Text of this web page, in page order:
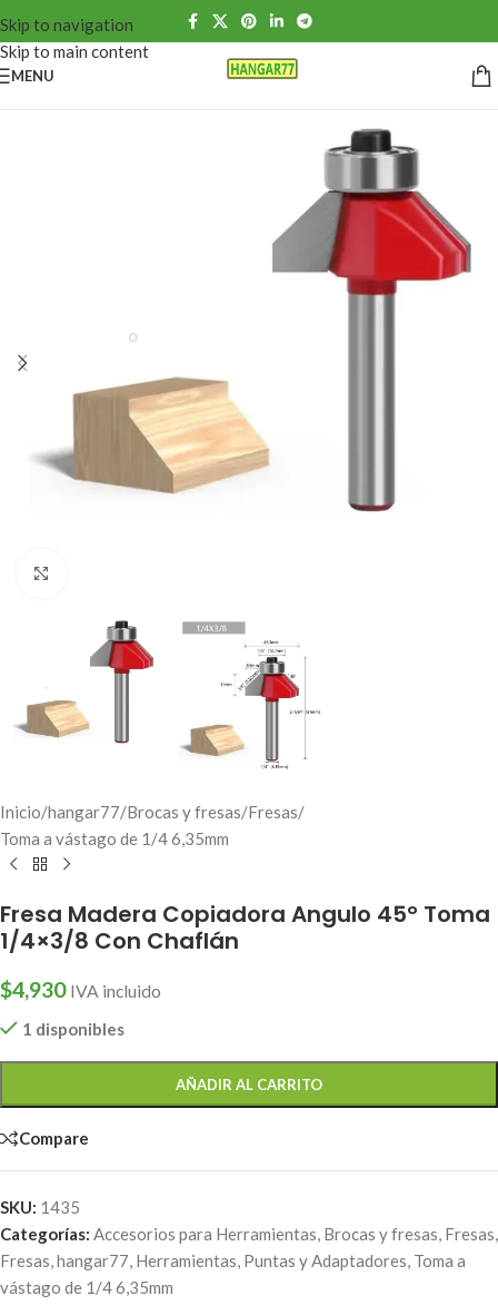
Skip to navigation
Skip to main content
MENU
Inicio/hangar77/Brocas y fresas/Fresas/
Toma a vástago de 1/4 6,35mm
Fresa Madera Copiadora Angulo 45° Toma
1/4×3/8 Con Chaflán
$4,930 IVA incluido
1 disponibles
AÑADIR AL CARRITO
Compare
SKU: 1435
Categorías: Accesorios para Herramientas, Brocas y fresas, Fresas,
Fresas,hangar77, Herramientas, Puntas y Adaptadores, Toma a
vástago de 1/4 6,35mm